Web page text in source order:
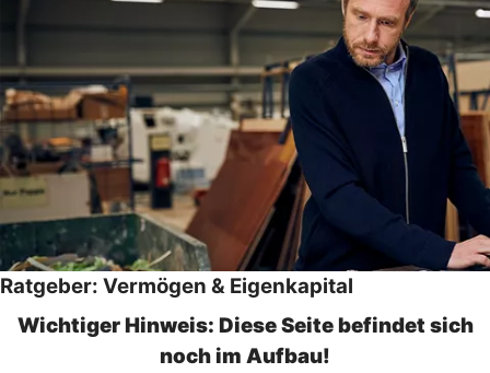
Ratgeber: Vermögen & Eigenkapital
Wichtiger Hinweis: Diese Seite befindet sich
noch im Aufbau!